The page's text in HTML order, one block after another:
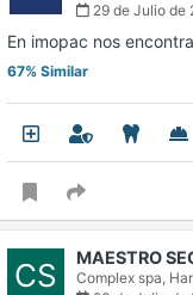
29 de Julio de
En imopac nos
67% Similar
CS MAESTRO
Complex spa,